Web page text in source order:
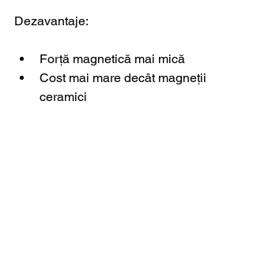
Dezavantaje:
Forță magnetică mai mică
Cost mai mare decât magneții
ceramici